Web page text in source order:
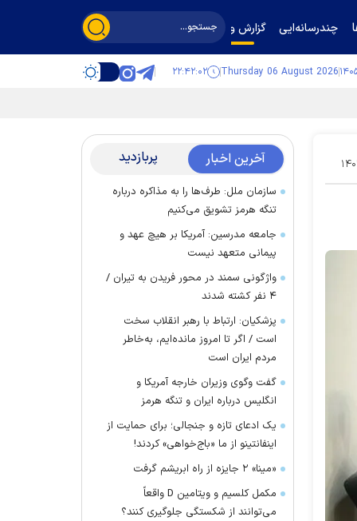
چندرسانه‌ایی گزارش و گفت‌وگو
Thursday 06 August 2026 ۲۲:۴۲:۰۲
۰۷ آخرین اخبار پربازدید
سازمان ملل: طرف‌ها را به مذاکره درباره
تنگه هرمز تشویق می‌کنیم
جامعه مدرسین: آمریکا بر هیچ عهد و
پیمانی متعهد نیست
واژگونی سمند در محور فریدن به تیران /
۴ نفر کشته شدند
پزشکیان: ارتباط با رهبر انقلاب سخت
است / اگر تا امروز مانده‌ایم، به‌خاطر
مردم ایران است
گفت وگوی وزیران خارجه آمریکا و
انگلیس درباره ایران و تنگه هرمز
یک ادعای تازه و جنجالی؛ برای حمایت از
اینفانتینو از ما «باج‌خواهی» کردند!
«مینا» ۲ جایزه از راه ابریشم گرفت
مکمل کلسیم و ویتامین D واقعاً
می‌توانند از شکستگی جلوگیری کنند؟